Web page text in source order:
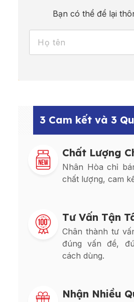
Bạn có thể để lại
3 Cam kết và 3
Chất Lượng
Nhân Hòa chỉ
chất lượng, cam
Tư Vấn Tận
Chân thành tư
đúng vấn đề,
cách dùng.
Nhận Nhiều